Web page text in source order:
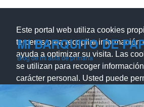
Este portal web utiliza cookies
terceros para recopilar información
ayuda a optimizar su visita. Las
se utilizan para recoger
carácter personal. Usted puede
uso o rechazarlo, también puede
configuración siempre que lo
contenido
principal
contenido
secundarioMI BARQUITO DE
Blog de mi aula de primaria